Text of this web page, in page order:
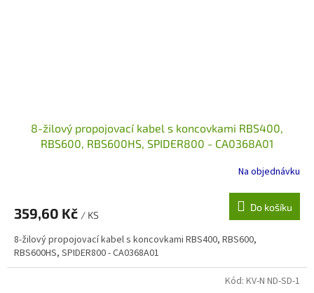
8-žilový propojovací kabel s koncovkami RBS400,
RBS600, RBS600HS, SPIDER800 - CA0368A01
Na objednávku
359,60 Kč / KS
Do košíku
8-žilový propojovací kabel s koncovkami RBS400, RBS600,
RBS600HS, SPIDER800 - CA0368A01
Kód: KV-N ND-SD-1